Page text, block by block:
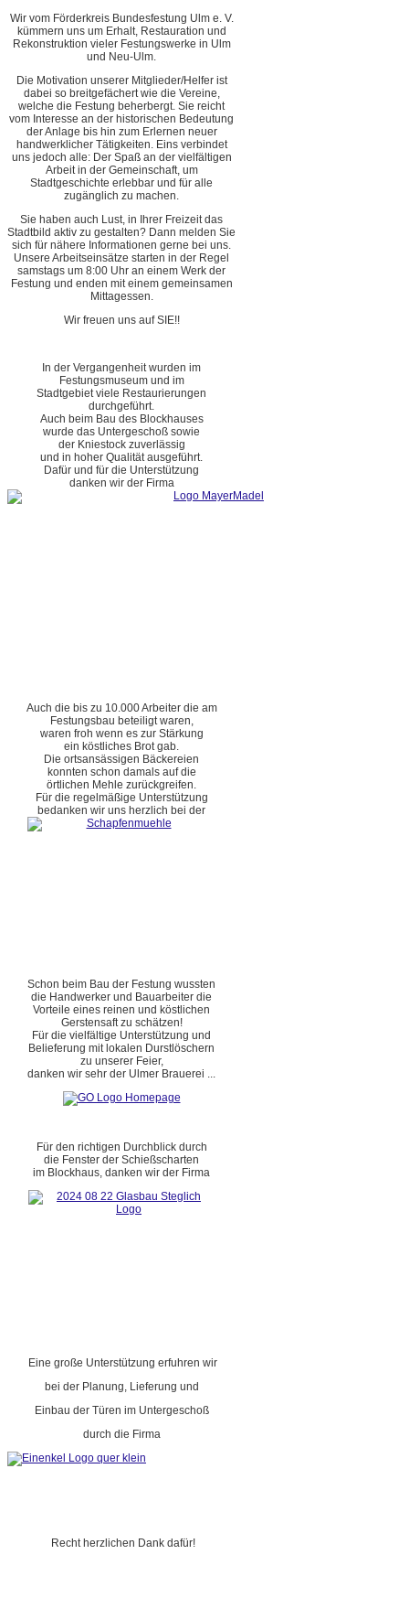
Wir vom Förderkreis Bundesfestung Ulm e. V.
kümmern uns um Erhalt, Restauration und
Rekonstruktion vieler Festungswerke in Ulm
und Neu-Ulm.
Die Motivation unserer Mitglieder/Helfer ist
dabei so breitgefächert wie die Vereine,
welche die Festung beherbergt. Sie reicht
vom Interesse an der historischen Bedeutung
der Anlage bis hin zum Erlernen neuer
handwerklicher Tätigkeiten. Eins verbindet
uns jedoch alle: Der Spaß an der vielfältigen
Arbeit in der Gemeinschaft, um
Stadtgeschichte erlebbar und für alle
zugänglich zu machen.
Sie haben auch Lust, in Ihrer Freizeit das
Stadtbild aktiv zu gestalten? Dann melden Sie
sich für nähere Informationen gerne bei uns.
Unsere Arbeitseinsätze starten in der Regel
samstags um 8:00 Uhr an einem Werk der
Festung und enden mit einem gemeinsamen
Mittagessen.
Wir freuen uns auf SIE!!
In der Vergangenheit wurden im
Festungsmuseum und im
Stadtgebiet viele Restaurierungen
durchgeführt.
Auch beim Bau des Blockhauses
wurde das Untergeschoß sowie
der Kniestock zuverlässig
und in hoher Qualität ausgeführt.
Dafür und für die Unterstützung
danken wir der Firma
Auch die bis zu 10.000 Arbeiter die am
Festungsbau beteiligt waren,
waren froh wenn es zur Stärkung
ein köstliches Brot gab.
Die ortsansässigen Bäckereien
konnten schon damals auf die
örtlichen Mehle zurückgreifen.
Für die regelmäßige Unterstützung
bedanken wir uns herzlich bei der
Schon beim Bau der Festung wussten
die Handwerker und Bauarbeiter die
Vorteile eines reinen und köstlichen
Gerstensaft zu schätzen!
Für die vielfältige Unterstützung und
Belieferung mit lokalen Durstlöschern
zu unserer Feier,
danken wir sehr der Ulmer Brauerei ...
Für den richtigen Durchblick durch
die Fenster der Schießscharten
im Blockhaus, danken wir der Firma
Eine große Unterstützung erfuhren wir
bei der Planung, Lieferung und
Einbau der Türen im Untergeschoß
durch die Firma
Recht herzlichen Dank dafür!